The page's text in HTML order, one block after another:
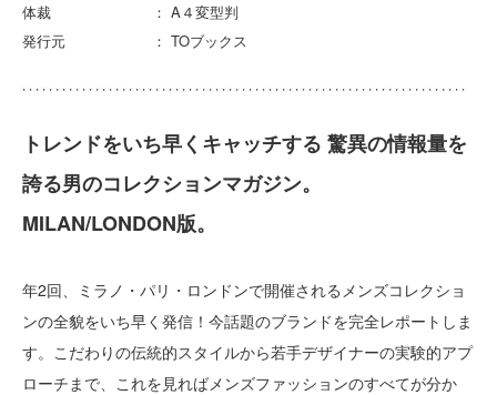
体裁 ： A４変型判
発行元 ： TOブックス
トレンドをいち早くキャッチする 驚異の情報量を
誇る男のコレクションマガジン。
MILAN/LONDON版。
年2回、ミラノ・パリ・ロンドンで開催されるメンズコレクショ
ンの全貌をいち早く発信！今話題のブランドを完全レポートしま
す。こだわりの伝統的スタイルから若手デザイナーの実験的アプ
ローチまで、これを見ればメンズファッションのすべてが分か